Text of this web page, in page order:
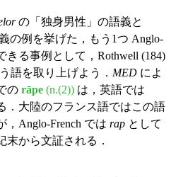
の「独身男性」の語義と
の例を挙げた，もう1つ Anglo-
きる事例として，Rothwell (184)
語を取り上げよう． MED によ
の rāpe (n.(2)) は，英語では
．大陸のフランス語ではこの語
Anglo-French では rap として
末から文証される．